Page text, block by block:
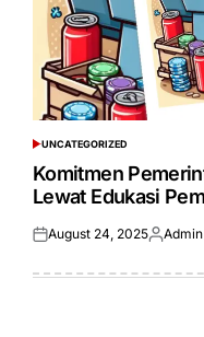
POSTED
IN
UNCATEGORIZED
Komitmen
Lewat Edukasi
Posted
August 24, 2025Posted